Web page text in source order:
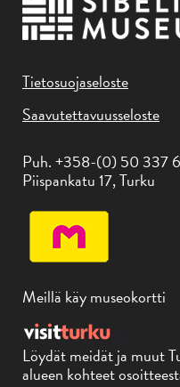
Tietosuojaseloste
Saavutettavuusseloste
Puh. +358-(0) 50 337
Piispankatu 17, Turku
Meillä käy museokortti
Löydät meidät ja muut
alueen kohteet